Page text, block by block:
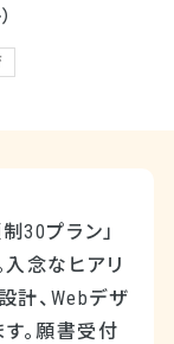
30プラン」
入念なヒアリ
計、Webデザ
。願書受付